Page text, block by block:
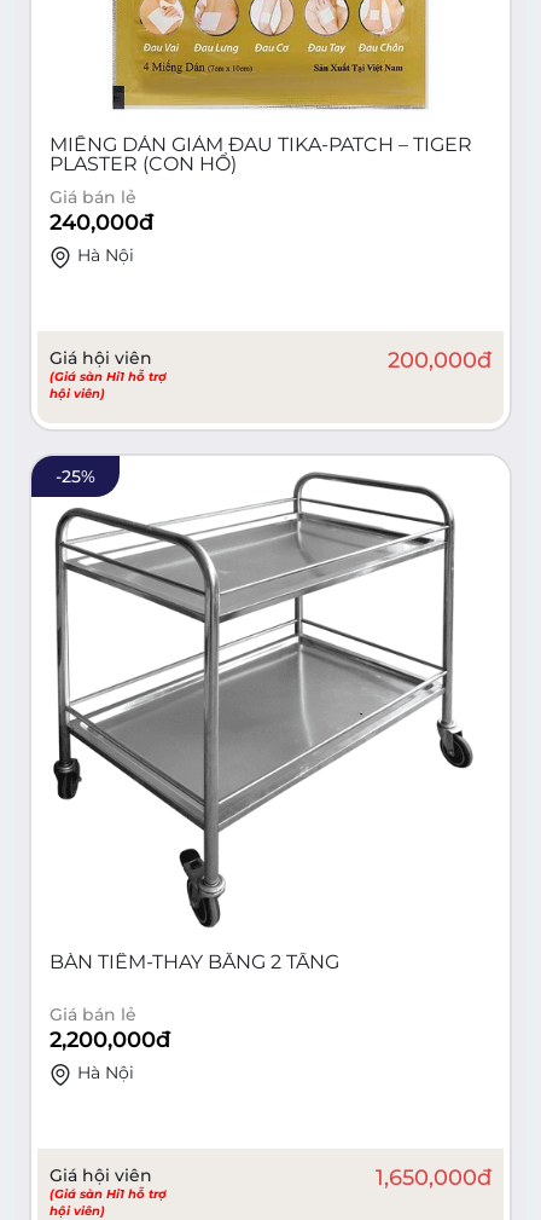
MIẾNG DÁN GIẢM ĐAU TIKA-PATCH – TIGER
PLASTER (CON HỔ)
Giá bán lẻ
240,000đ
Hà Nội
Giá hội viên
(Giá sàn Hi1 hỗ trợ
hội viên)
200,000đ
-25%
BÀN TIÊM-THAY BĂNG 2 TẦNG
Giá bán lẻ
2,200,000đ
Hà Nội
Giá hội viên
(Giá sàn Hi1 hỗ trợ
hội viên)
1,650,000đ